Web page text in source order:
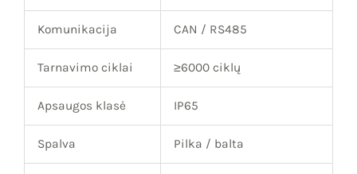
Komunikacija CAN / RS485
Tarnavimo ciklai ≥6000 ciklų
Apsaugos klasė IP65
Spalva Pilka / balta